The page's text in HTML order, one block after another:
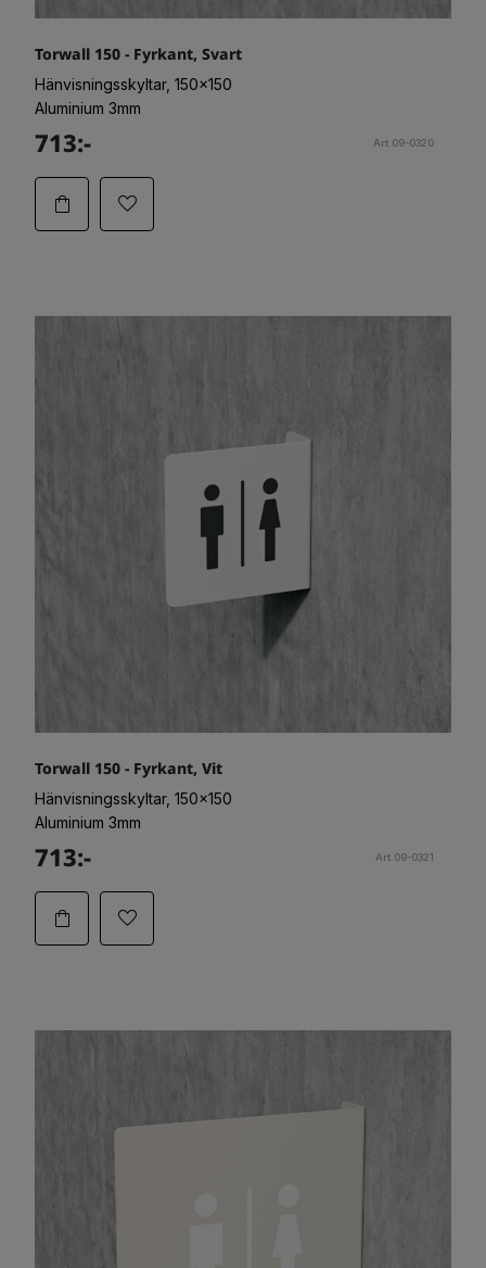
Torwall 150 - Fyrkant, Svart
Hänvisningsskyltar, 150x150
Aluminium 3mm
713:- Art.09-0320
Torwall 150 - Fyrkant, Vit
Hänvisningsskyltar, 150x150
Aluminium 3mm
713:- Art.09-0321